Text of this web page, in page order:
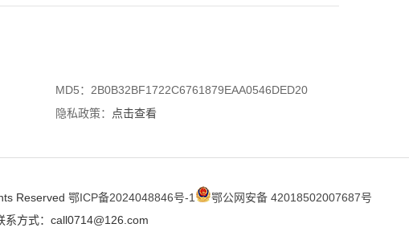
MD5：2B0B32BF1722C6761879EAA0546DED20
隐私政策：
点击查看
Reserved 鄂ICP备2024048846号-1
鄂公网安备 42018502007687号
系方式：call0714@126.com